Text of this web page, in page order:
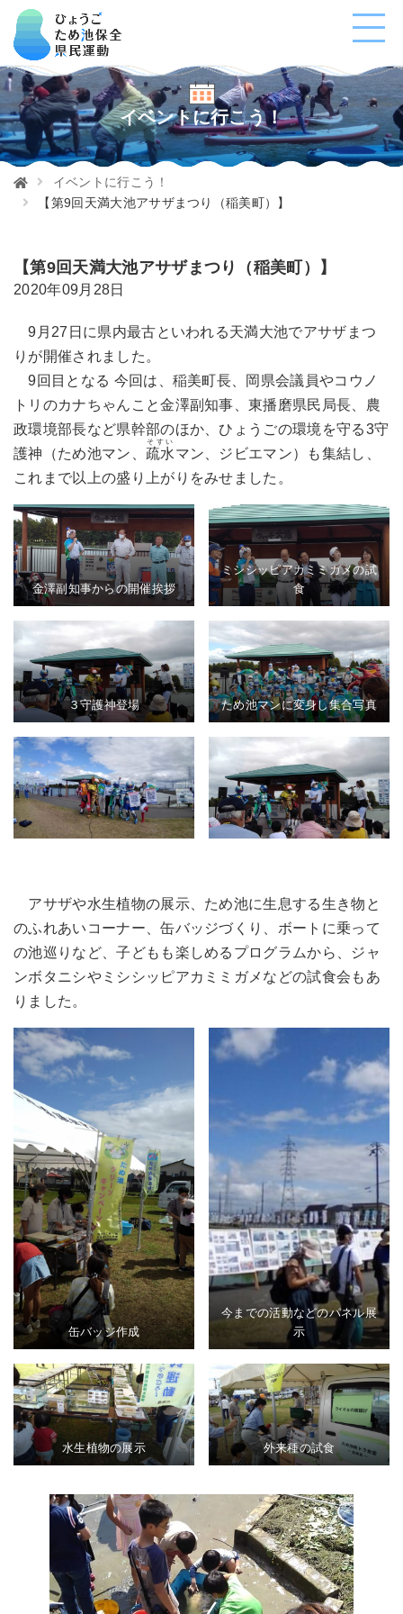
イベントに行こう！
イベントに行こう！
【第9回天満大池アサザまつり（稲美町）】
【第9回天満大池アサザまつり（稲美町）】
2020年09月28日
9月27日に県内最古といわれる天満大池でアサザまつ
りが開催されました。
9回目となる 今回は、稲美町長、岡県会議員やコウノ
トリのカナちゃんこと金澤副知事、東播磨県民局長、農
政環境部長など県幹部のほか、ひょうごの環境を守る3守
護神（ため池マン、 疏水
そすい
マン、ジビエマン）も集結し、
これまで以上の盛り上がりをみせました。
金澤副知事からの開催挨拶
ミシシッピアカミミガメの試
食
３守護神登場 ため池マンに変身し集合写真
アサザや水生植物の展示、ため池に生息する生き物と
のふれあいコーナー、缶バッジづくり、ボートに乗って
の池巡りなど、子どもも楽しめるプログラムから、ジャ
ンボタニシやミシシッピアカミミガメなどの試食会もあ
りました。
缶バッジ作成
今までの活動などのパネル展
示
水生植物の展示 外来種の試食